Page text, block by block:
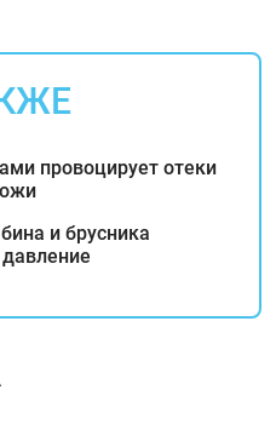
провоцирует отеки
и брусника